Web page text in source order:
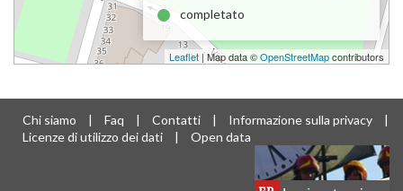
completato
Leaflet | Map data ©OpenStreetMapcontributors
Chi siamo | Faq | Contatti | Informazione sulla privacy
|
Licenze di utilizzo dei dati
| Open data